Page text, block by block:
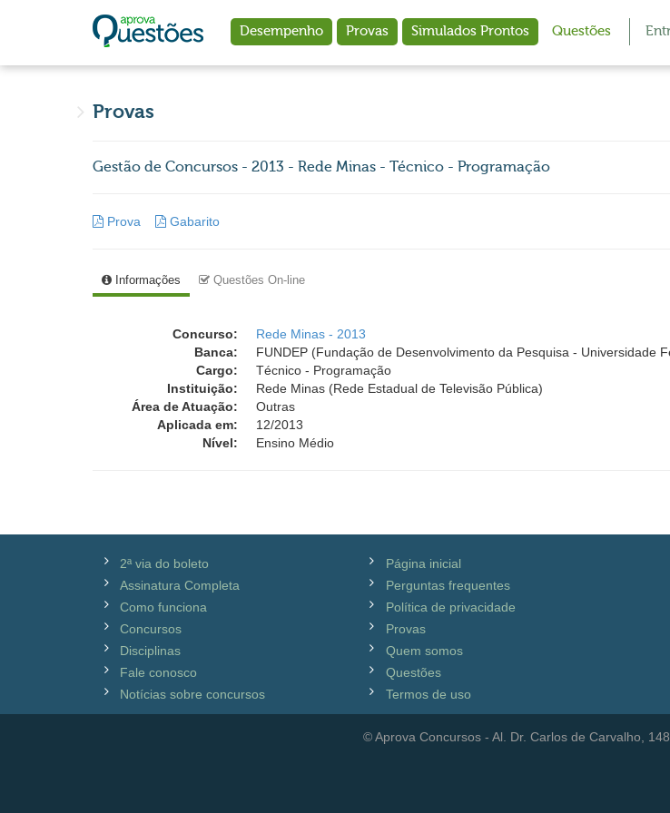
Desempenho Provas Simulados Prontos Questões
Provas
Gestão de Concursos - 2013 - Rede Minas - Técnico - Programação
Prova Gabarito
Informações Questões On-line
Concurso:
Rede Minas - 2013
Banca:
FUNDEP (Fundação de Desenvolvimento da Pesquisa - Universidade
Cargo:
Técnico - Programação
Instituição:
Rede Minas (Rede Estadual de Televisão Pública)
Área de Atuação:
Outras
Aplicada em:
12/2013
Nível:
Ensino Médio
2ª via do boleto
Assinatura Completa
Como funciona
Concursos
Disciplinas
Fale conosco
Notícias sobre concursos
Página inicial
Perguntas frequentes
Política de privacidade
Provas
Quem somos
Questões
Termos de uso
© Aprova Concursos - Al. Dr. Carlos de Carvalho,